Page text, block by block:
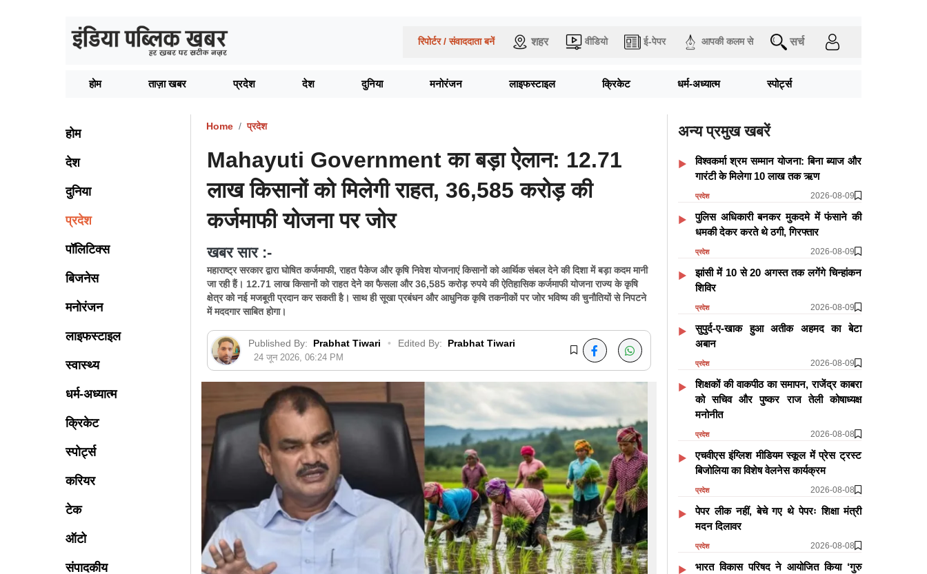
रिपोर्टर / संवाददाता बनें शहर वीडियो ई-पेपर आपकी कलम से सर्च
होम ताज़ा खबर प्रदेश देश दुनिया मनोरंजन लाइफस्टाइल क्रिकेट धर्म-अध्यात्म स्पोर्ट्स
होम
देश
दुनिया
प्रदेश
पॉलिटिक्स
बिजनेस
मनोरंजन
लाइफस्टाइल
स्वास्थ्य
धर्म-अध्यात्म
क्रिकेट
स्पोर्ट्स
करियर
टेक
ऑटो
संपादकीय
Home प्रदेश
Mahayuti Government का बड़ा ऐलान: 12.71
लाख किसानों को मिलेगी राहत, 36,585 करोड़ की
कर्जमाफी योजना पर जोर
खबर सार :-
महाराष्ट्र सरकार द्वारा घोषित कर्जमाफी, राहत पैकेज और कृषि निवेश योजनाएं किसानों को आर्थिक संबल देने की दिशा में बड़ा कदम मानी
जा रही हैं। 12.71 लाख किसानों को राहत देने का फैसला और 36,585 करोड़ रुपये की ऐतिहासिक कर्जमाफी योजना राज्य के कृषि
क्षेत्र को नई मजबूती प्रदान कर सकती है। साथ ही सूखा प्रबंधन और आधुनिक कृषि तकनीकों पर जोर भविष्य की चुनौतियों से निपटने
में मददगार साबित होगा।
Published By: Prabhat Tiwari • Edited By: Prabhat Tiwari
24 जून 2026, 06:24 PM
अन्य प्रमुख खबरें
विश्वकर्मा श्रम सम्मान योजना: बिना ब्याज और
गारंटी के मिलेगा 10 लाख तक ऋण
प्रदेश 2026-08-09
पुलिस अधिकारी बनकर मुकदमे में फंसाने की
धमकी देकर करते थे ठगी, गिरफ्तार
प्रदेश 2026-08-09
झांसी में 10 से 20 अगस्त तक लगेंगे चिन्हांकन
शिविर
प्रदेश 2026-08-09
सुपुर्द-ए-खाक हुआ अतीक अहमद का बेटा
अबान
प्रदेश 2026-08-09
शिक्षकों की वाकपीठ का समापन, राजेंद्र काबरा
को सचिव और पुष्कर राज तेली कोषाध्यक्ष
मनोनीत
प्रदेश 2026-08-08
एचवीएस इंग्लिश मीडियम स्कूल में प्रेस ट्रस्ट
बिजोलिया का विशेष वेलनेस कार्यक्रम
प्रदेश 2026-08-08
पेपर लीक नहीं, बेचे गए थे पेपरः शिक्षा मंत्री
मदन दिलावर
प्रदेश 2026-08-08
भारत विकास परिषद ने आयोजित किया ‘गुरु